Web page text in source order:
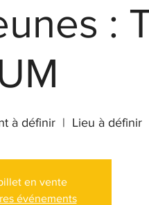
:
à définir
  |
Lieu à définir
en vente
événements